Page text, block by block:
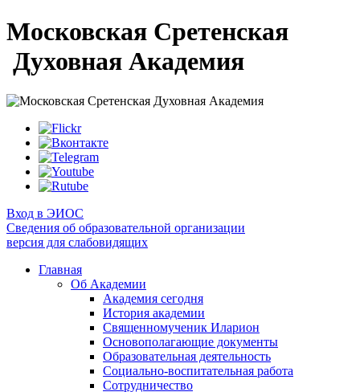
Московская Сретенская
Духовная Академия
Вход в ЭИОС
Сведения об образовательной организации
версия для слабовидящих
Главная
Об Академии
Академия сегодня
История академии
Священномученик Иларион
Основополагающие документы
Образовательная деятельность
Социально-воспитательная работа
Сотрудничество